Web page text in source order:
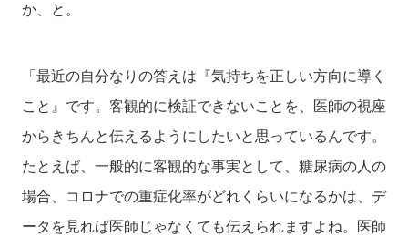
か、と。
「最近の自分なりの答えは『気持ちを正しい方向に導く
こと』です。客観的に検証できないことを、医師の視座
からきちんと伝えるようにしたいと思っているんです。
たとえば、一般的に客観的な事実として、糖尿病の人の
場合、コロナでの重症化率がどれくらいになるかは、デ
ータを見れば医師じゃなくても伝えられますよね。医師